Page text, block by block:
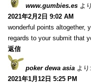
www.gumbies.es よ
2021年2月2日 9:02 AM
wonderful points altogether,
regards to your submit that
返信
poker dewa asia より:
2021年1月12日 5:25 PM